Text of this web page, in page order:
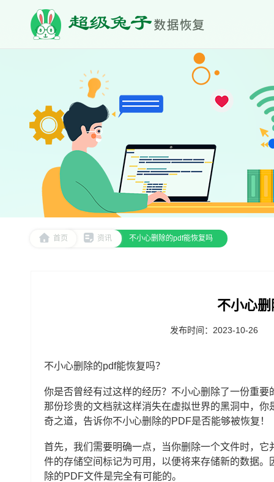
首页 资讯 不小心删除的pdf能恢复吗
不小心
发布时间：2023-10-26
不小心删除的pdf能恢复吗？
你是否曾经有过这样的经历？不小心删除了一份重
那份珍贵的文档就这样消失在虚拟世界的黑洞中，
奇之道，告诉你不小心删除的PDF是否能够被恢复！
首先，我们需要明确一点，当你删除一个文件时，
件的存储空间标记为可用，以便将来存储新的数据
除的PDF文件是完全有可能的。